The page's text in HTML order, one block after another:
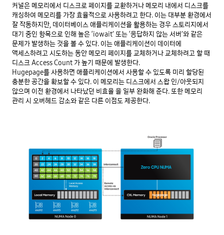
커널은 메모리에서 디스크로 페이지를 교환하거나 메모리 내에서 디스크를
캐싱하여 메모리를 가장 효율적으로 사용하려고 한다. 이는 대부분 환경에서
잘 작동하지만, 데이터베이스 애플리케이션을 활용하는 경우 스토리지에서
대기 중인 항목으로 인해 높은 ‘iowait’ 또는 ‘응답하지 않는 서버’와 같은
문제가 발생하는 것을 볼 수 있다. 이는 애플리케이션이 데이터에
액세스하려고 시도하는 동안 메모리 페이지를 교체하거나 교체하려고 할 때
디스크 Access Count 가 높기 때문에 발생한다.
Hugepage를 사용하면 애플리케이션에서 사용할 수 있도록 미리 할당된
충분한 공간을 확보할 수 있다. 이 메모리는 디스크에서 스왑 인/아웃되지
않으며 이전 환경에서 나타났던 비효율 을 일부 완화해 준다. 또한 메모리
관리 시 오버헤드 감소와 같은 다른 이점도 제공한다.